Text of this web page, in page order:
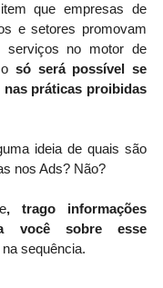
que empresas de
e setores promovam
serviços no motor de
só será possível se
nas práticas proibidas
ideia de quais são
nos Ads? Não?
, trago informações
você sobre esse
sequência.